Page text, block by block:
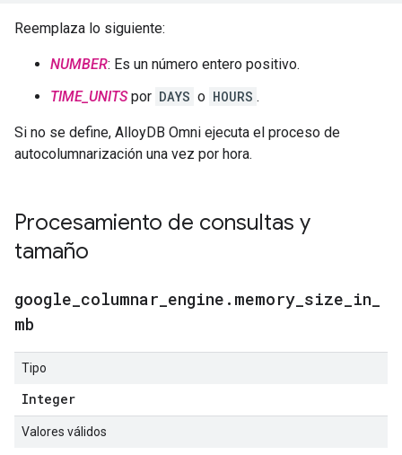
Reemplaza lo siguiente:
NUMBER: Es un número entero positivo.
TIME_UNITSpor DAYS o HOURS .
Si no se define, AlloyDB Omni ejecuta el proceso de
autocolumnarización una vez por hora.
Procesamiento de consultas y
tamaño
google columnar engine . memory size in
mb
Tipo
Integer
Valores válidos